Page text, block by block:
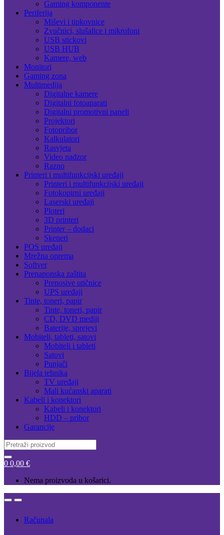
Gaming komponente
Periferija
Miševi i tipkovnice
Zvučnici, slušalice i mikrofoni
USB stickovi
USB HUB
Kamere, web
Monitori
Gaming zona
Multimedija
Digitalne kamere
Digitalni fotoaparati
Digitalni promotivni paneli
Projektori
Fotopribor
Kalkulatori
Rasvjeta
Video nadzor
Razno
Printeri i multifunkcijski uređaji
Printeri i multifunkcijski uređaji
Fotokopirni uređaji
Laserski uređaji
Ploteri
3D printeri
Printer – dodaci
Skeneri
POS uređaji
Mrežna oprema
Softver
Prenaponska zaštita
Prenosive utičnice
UPS uređaji
Tinte, toneri, papir
Tinte, toneri, papir
CD, DVD mediji
Baterije, sprejevi
Mobiteli, tableti, satovi
Mobiteli i tableti
Satovi
Punjači
Bijela tehnika
TV uređaji
Mali kućanski aparati
Kabeli i konektori
Kabeli i konektori
HDD – pribor
Garancije
Search
for:
0 0,00 €
Nema proizvoda u košarici.
OpenClose
Računala